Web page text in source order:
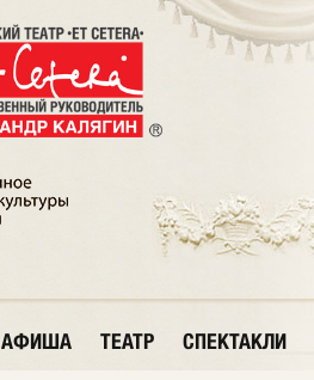
АФИША ТЕАТР СПЕКТАКЛИ